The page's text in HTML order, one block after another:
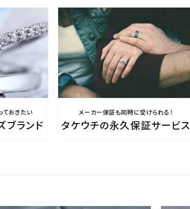
ておきたい
ブランド
メーカー保証も同時に受けられる！
タケウチの永久保証サービス